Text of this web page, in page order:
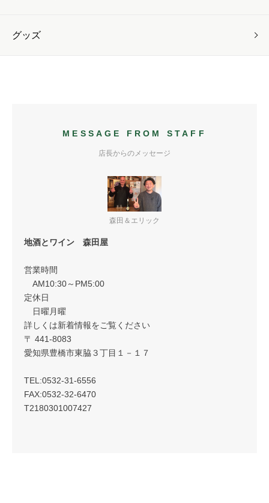
グッズ
MESSAGE FROM STAFF
店長からのメッセージ
森田＆エリック
地酒とワイン 森田屋
営業時間
AM10:30～PM5:00
定休日
日曜月曜
詳しくは新着情報をご覧ください
〒 441-8083
愛知県豊橋市東脇３丁目１－１７
TEL:0532-31-6556
FAX:0532-32-6470
T2180301007427